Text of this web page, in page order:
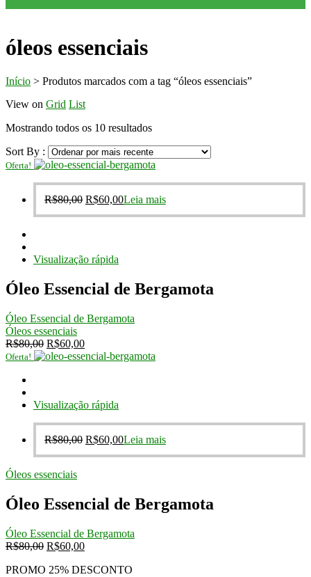
óleos essenciais
Início > Produtos marcados com a tag “óleos essenciais”
View on Grid List
Mostrando todos os 10 resultadosClassificado
mais
recente
Sort By :
Oferta!
R$80,00 O
R$60,00O
Leia mais
Visualização rápida
Óleo Essencial de Bergamota
Óleo Essencial de Bergamota
Óleos essenciais
R$80,00 O
preço
R$60,00O
preço
Oferta!
Visualização rápida
R$80,00 O
R$60,00O
Leia mais
Óleos essenciais
Óleo Essencial de Bergamota
Óleo Essencial de Bergamota
R$80,00 O
original
R$60,00O
atual
PROMO 25% DESCONTO